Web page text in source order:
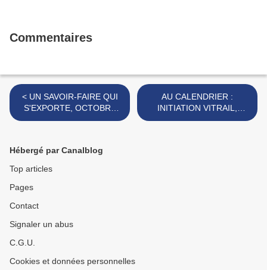
Commentaires
< UN SAVOIR-FAIRE QUI
S'EXPORTE, OCTOBRE
2023
AU CALENDRIER :
INITIATION VITRAIL,
DECEMBRE 2023 >
Hébergé par Canalblog
Top articles
Pages
Contact
Signaler un abus
C.G.U.
Cookies et données personnelles